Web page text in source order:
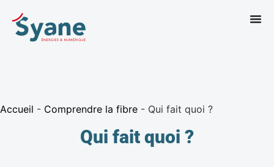
Accueil - Comprendre la fibre - Qui fait quoi ?
Qui fait quoi ?